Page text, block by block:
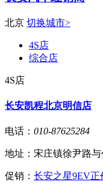
北京 切换城市>
4S店
综合店
4S店
长安凯程北京明信店
电话： 010-87625284
地址： 宋庄镇徐尹路与
促销： 长安之星9EV正